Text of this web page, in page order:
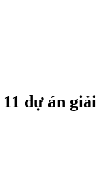
dự án giải